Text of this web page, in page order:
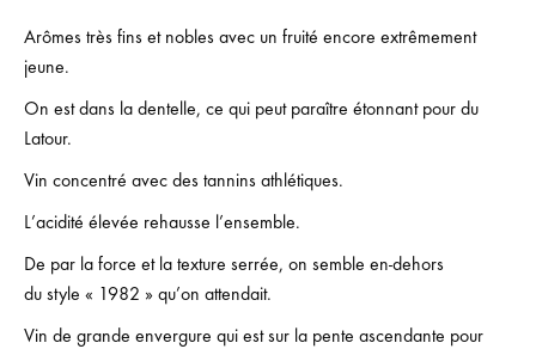
Arômes très fins et nobles avec un fruité encore extrêmement
jeune.
On est dans la dentelle, ce qui peut paraître étonnant pour du
Latour.
Vin concentré avec des tannins athlétiques.
L’acidité élevée rehausse l’ensemble.
De par la force et la texture serrée, on semble en-dehors
du style « 1982 » qu’on attendait.
Vin de grande envergure qui est sur la pente ascendante pour